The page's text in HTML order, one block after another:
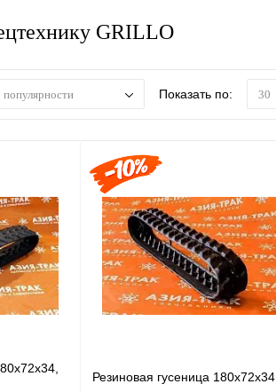
GRILLO
популярности Показать по: 30
Резиновая гусеница 180x72x34